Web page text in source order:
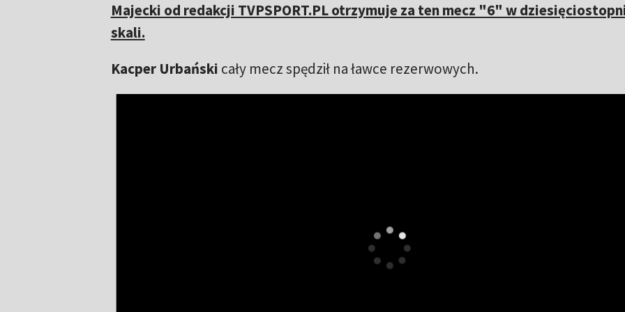
Majecki od redakcji TVPSPORT.PL otrzymuje za ten mecz "6" w
skali.
Kacper Urbański cały mecz spędził na ławce rezerwowych.